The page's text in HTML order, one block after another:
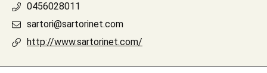
0456028011
sartori@sartorinet.com
http://www.sartorinet.com/